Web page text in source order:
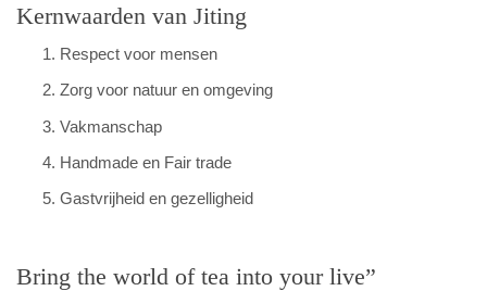
Kernwaarden van Jiting
Respect voor mensen
Zorg voor natuur en omgeving
Vakmanschap
Handmade en Fair trade
Gastvrijheid en gezelligheid
Bring the world of tea into your live”